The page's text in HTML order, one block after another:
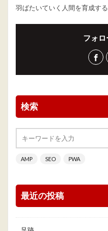
羽ばたいていく人間を育成する
フォロ
検索
AMP SEO PWA
最近の投稿